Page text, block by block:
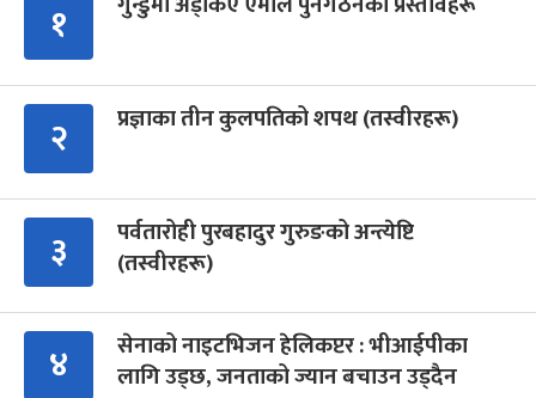
१
२ प्रज्ञाका तीन कुलपतिको शपथ (तस्वीरहरू)
३
पर्वतारोही पुरबहादुर गुरुङको अन्त्येष्टि
(तस्वीरहरू)
४
सेनाको नाइटभिजन हेलिकप्टर : भीआईपीका
लागि उड्छ, जनताको ज्यान बचाउन उड्दैन